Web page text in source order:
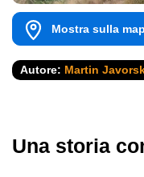
Mostra sulla
Autore: Martin
Una storia